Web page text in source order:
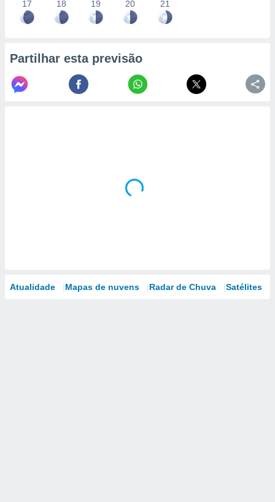
17 18 19 20 21
Partilhar esta previsão
Atualidade Mapas de nuvens Radar de Chuva Satélites